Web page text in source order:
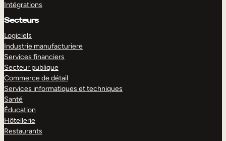
Intégrations
Secteurs
Logiciels
Industrie manufacturiere
Services financiers
Secteur publique
Commerce de détail
Services informatiques et techniques
Santé
Éducation
Hôtellerie
Restaurants